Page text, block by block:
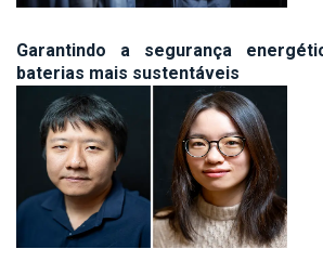
Garantindo a segurança
baterias mais sustentáveis